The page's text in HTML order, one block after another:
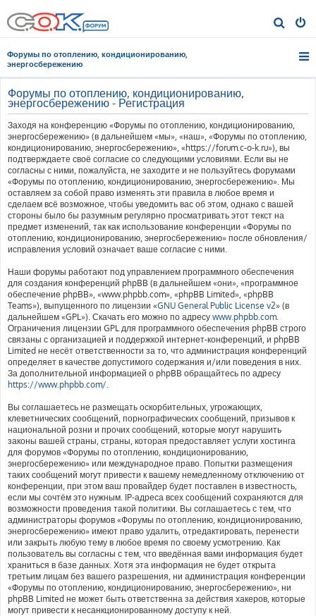
о
Форумы по отоплению, кондиционированию,
энергосбережению
Форумы по отоплению, кондиционированию,
энергосбережению - Регистрация
Заходя на конференцию «Форумы по отоплению, кондиционированию,
энергосбережению» (в дальнейшем «мы», «наш», «Форумы по отоплению,
кондиционированию, энергосбережению», «https://forum.c-o-k.ru»), вы
подтверждаете своё согласие со следующими условиями. Если вы не
согласны с ними, пожалуйста, не заходите и не пользуйтесь форумами
«Форумы по отоплению, кондиционированию, энергосбережению». Мы
оставляем за собой право изменять эти правила в любое время и
сделаем всё возможное, чтобы уведомить вас об этом, однако с вашей
стороны было бы разумным регулярно просматривать этот текст на
предмет изменений, так как использование конференции «Форумы по
отоплению, кондиционированию, энергосбережению» после обновления/
исправления условий означает ваше согласие с ними.
Наши форумы работают под управлением программного обеспечения
для создания конференций phpBB (в дальнейшем «они», «программное
обеспечение phpBB», «www.phpbb.com», «phpBB Limited», «phpBB
Teams»), выпущенного по лицензии «GNU General Public License v2» (в
дальнейшем «GPL»). Скачать его можно по адресу www.phpbb.com.
Ограничения лицензии GPL для программного обеспечения phpBB строго
связаны с организацией и поддержкой интернет-конференций, и phpBB
Limited не несёт ответственности за то, что администрация конференций
определяет в качестве допустимого содержания и/или поведения в них.
За дополнительной информацией о phpBB обращайтесь по адресу
https://www.phpbb.com/.
Вы соглашаетесь не размещать оскорбительных, угрожающих,
клеветнических сообщений, порнографических сообщений, призывов к
национальной розни и прочих сообщений, которые могут нарушить
законы вашей страны, страны, которая предоставляет услуги хостинга
для форумов «Форумы по отоплению, кондиционированию,
энергосбережению» или международное право. Попытки размещения
таких сообщений могут привести к вашему немедленному отключению от
конференции, при этом ваш провайдер будет поставлен в известность,
если мы сочтём это нужным. IP-адреса всех сообщений сохраняются для
возможности проведения такой политики. Вы соглашаетесь с тем, что
администраторы форумов «Форумы по отоплению, кондиционированию,
энергосбережению» имеют право удалить, отредактировать, перенести
или закрыть любую тему в любое время по своему усмотрению. Как
пользователь вы согласны с тем, что введённая вами информация будет
храниться в базе данных. Хотя эта информация не будет открыта
третьим лицам без вашего разрешения, ни администрация конференции
«Форумы по отоплению, кондиционированию, энергосбережению», ни
phpBB Limited не может быть ответственна за действия хакеров, которые
могут привести к несанкционированному доступу к ней.